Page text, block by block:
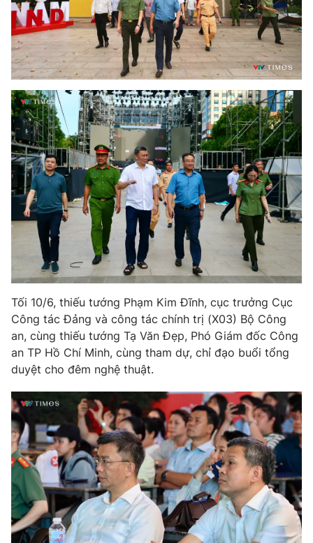
® Cấm sao chép dưới mọi hình thức nếu không có sự chấp
thuận bằng văn bản. Ghi rõ nguồn VTV.vn khi phát hành lại
thông tin từ website này.
Tối 10/6, thiếu tướng Phạm Kim Đĩnh, cục trưởng Cục
Công tác Đảng và công tác chính trị (X03) Bộ Công
an, cùng thiếu tướng Tạ Văn Đẹp, Phó Giám đốc Công
an TP Hồ Chí Minh, cùng tham dự, chỉ đạo buổi tổng
duyệt cho đêm nghệ thuật.